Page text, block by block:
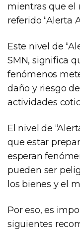
mientras que el
referido “Alerta
Este nivel de
SMN, significa
fenómenos
daño y riesgo
actividades
El nivel de
que estar
esperan
pueden ser
los bienes y el
Por eso, es
siguientes